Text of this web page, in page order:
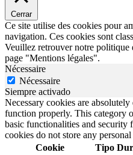
Cerrar
Ce site utilise des cookies pour
navigation. Ces cookies sont
Veuillez retrouver notre politique
page "Mentions légales".
Nécessaire
Nécessaire
Siempre activado
Necessary cookies are
function properly. This category
basic functionalities and security
cookies do not store any
Cookie
Tipo